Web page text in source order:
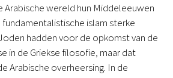
Arabische wereld hun Middeleeuwen
islam sterke
hadden voor de opkomst van de
in de Griekse filosofie, maar dat
Arabische overheersing. In de